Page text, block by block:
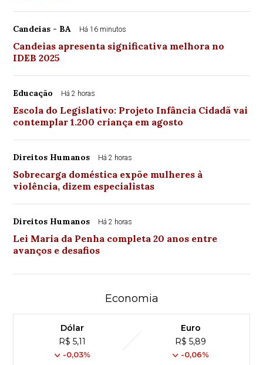
Candeias - BA Há 16 minutos
Candeias apresenta significativa melhora no
IDEB 2025
Educação Há 2 horas
Escola do Legislativo: Projeto Infância Cidadã vai
contemplar 1.200 criança em agosto
Direitos Humanos Há 2 horas
Sobrecarga doméstica expõe mulheres à
violência, dizem especialistas
Direitos Humanos Há 2 horas
Lei Maria da Penha completa 20 anos entre
avanços e desafios
Economia
Dólar
R$ 5,11
-0,03%
Euro
R$ 5,89
-0,06%